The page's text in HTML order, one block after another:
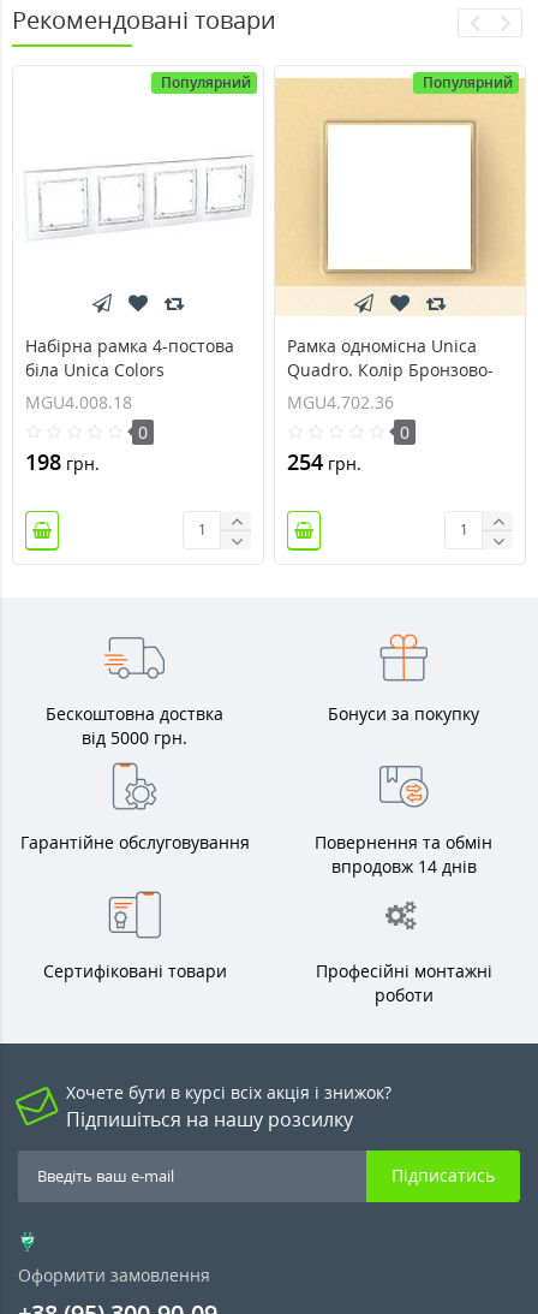
Рекомендовані товари
Популярний
Набірна рамка 4-постова
біла Unica Colors
MGU4.008.18
MGU4.008.18
0
198 грн.
Популярний
Рамка одномісна Unica
Quadro. Колір Бронзово-
перловий MGU4.702.36
MGU4.702.36
0
254 грн.
Бескоштовна доствка
від 5000 грн.
Бонуси за покупку
Гарантійне обслуговування
Повернення та обмін
впродовж 14 днів
Сертифіковані товари
Професійні монтажні
роботи
Хочете бути в курсі всіх акція і знижок?
Підпишіться на нашу розсилку
Підписатись
Оформити замовлення